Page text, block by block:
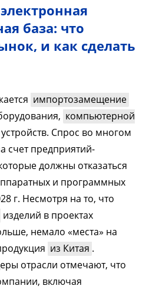
база: что
и как сделать
импортозамещение
компьютерной
устройств. Спрос во многом
счет предприятий-
должны отказаться
и программных
г. Несмотря на то, что
изделий в проектах
немало «места» на
из Китая .
отрасли отмечают, что
включая